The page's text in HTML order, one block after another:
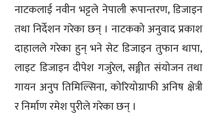
नाटकलाई नवीन भट्टले नेपाली रूपान्तरण, डिजाइन
तथा निर्देशन गरेका छन् । नाटकको अनुवाद प्रकाश
दाहालले गरेका हुन् भने सेट डिजाइन तुफान थापा,
लाइट डिजाइन दीपेश गजुरेल, सङ्गीत संयोजन तथा
गायन अनुप तिमिल्सिना, कोरियोग्राफी अनिष क्षेत्री
र निर्माण रमेश पुरीले गरेका छन् ।